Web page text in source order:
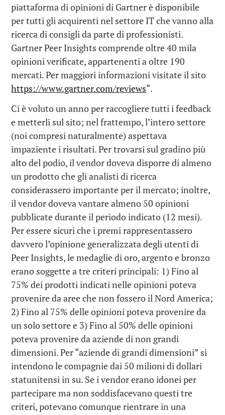
piattaforma di opinioni di Gartner è disponibile
per tutti gli acquirenti nel settore IT che vanno alla
ricerca di consigli da parte di professionisti.
Gartner Peer Insights comprende oltre 40 mila
opinioni verificate, appartenenti a oltre 190
mercati. Per maggiori informazioni visitate il sito
https://www.gartner.com/reviews“.
Ci è voluto un anno per raccogliere tutti i feedback
e metterli sul sito; nel frattempo, l’intero settore
(noi compresi naturalmente) aspettava
impaziente i risultati. Per trovarsi sul gradino più
alto del podio, il vendor doveva disporre di almeno
un prodotto che gli analisti di ricerca
considerassero importante per il mercato; inoltre,
il vendor doveva vantare almeno 50 opinioni
pubblicate durante il periodo indicato (12 mesi).
Per essere sicuri che i premi rappresentassero
davvero l’opinione generalizzata degli utenti di
Peer Insights, le medaglie di oro, argento e bronzo
erano soggette a tre criteri principali: 1) Fino al
75% dei prodotti indicati nelle opinioni poteva
provenire da aree che non fossero il Nord America;
2) Fino al 75% delle opinioni poteva provenire da
un solo settore e 3) Fino al 50% delle opinioni
poteva provenire da aziende di non grandi
dimensioni. Per “aziende di grandi dimensioni” si
intendono le compagnie dai 50 milioni di dollari
statunitensi in su. Se i vendor erano idonei per
partecipare ma non soddisfacevano questi tre
criteri, potevano comunque rientrare in una